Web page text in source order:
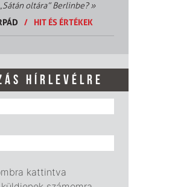
oltára” Berlinbe?»
/ HIT ÉS ÉRTÉKEK
HÍRLEVÉLRE
kattintva